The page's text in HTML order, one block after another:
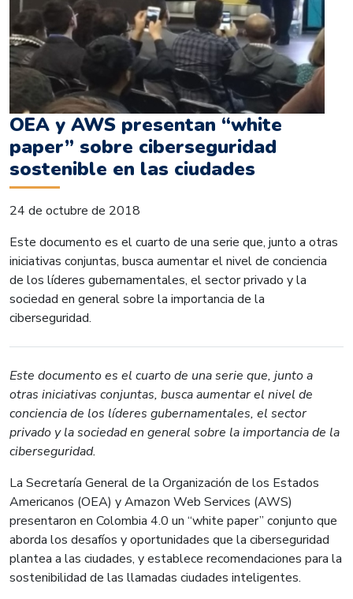
OEA y AWS presentan “white
paper” sobre ciberseguridad
sostenible en las ciudades
24 de octubre de 2018
Este documento es el cuarto de una serie que, junto a otras
iniciativas conjuntas, busca aumentar el nivel de conciencia
de los líderes gubernamentales, el sector privado y la
sociedad en general sobre la importancia de la
ciberseguridad.
Este documento es el cuarto de una serie que, junto a
otras iniciativas conjuntas, busca aumentar el nivel de
conciencia de los líderes gubernamentales, el sector
privado y la sociedad en general sobre la importancia de la
ciberseguridad.
La Secretaría General de la Organización de los Estados
Americanos (OEA) y Amazon Web Services (AWS)
presentaron en Colombia 4.0 un “white paper” conjunto que
aborda los desafíos y oportunidades que la ciberseguridad
plantea a las ciudades, y establece recomendaciones para la
sostenibilidad de las llamadas ciudades inteligentes.